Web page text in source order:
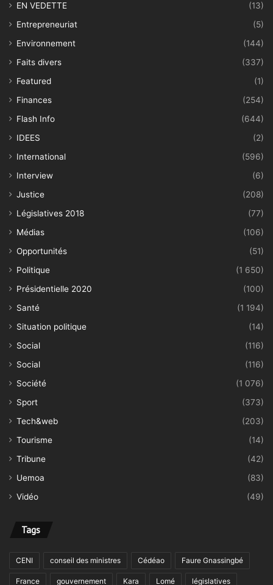
EN VEDETTE
(13)
Entrepreneuriat
(5)
Environnement
(144)
Faits divers
(337)
Featured
(1)
Finances
(254)
Flash Info
(644)
IDEES
(2)
International
(596)
Interview
(6)
Justice
(208)
Législatives 2018
(77)
Médias
(106)
Opportunités
(51)
Politique
(1 650)
Présidentielle 2020
(100)
Santé
(1 194)
Situation politique
(14)
Social
(116)
Social
(116)
Société
(1 076)
Sport
(373)
Tech&web
(203)
Tourisme
(14)
Tribune
(42)
Uemoa
(83)
Vidéo
(49)
Tags
CENI conseil des ministres Cédéao Faure Gnassingbé
France gouvernement Kara Lomé législatives